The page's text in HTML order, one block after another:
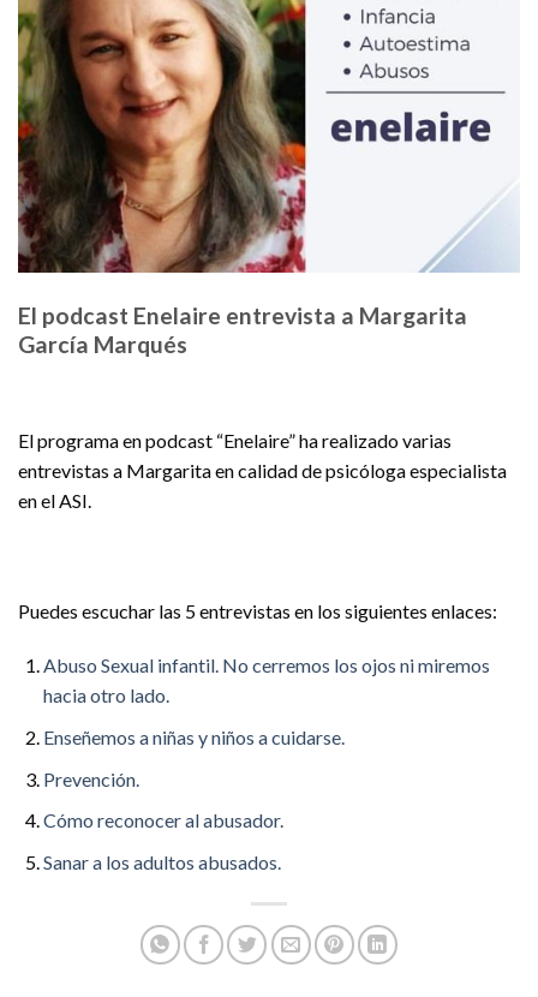
El podcast Enelaire entrevista a Margarita
García Marqués
El programa en podcast “Enelaire” ha realizado varias
entrevistas a Margarita en calidad de psicóloga especialista
en el ASI.
Puedes escuchar las 5 entrevistas en los siguientes enlaces:
Abuso Sexual infantil. No cerremos los ojos ni miremos
hacia otro lado.
Enseñemos a niñas y niños a cuidarse.
Prevención.
Cómo reconocer al abusador.
Sanar a los adultos abusados.